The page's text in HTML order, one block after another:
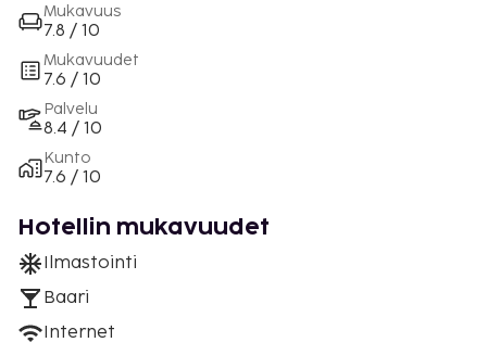
Mukavuus
7.8 / 10
Mukavuudet
7.6 / 10
Palvelu
8.4 / 10
Kunto
7.6 / 10
Hotellin mukavuudet
Ilmastointi
Baari
Internet